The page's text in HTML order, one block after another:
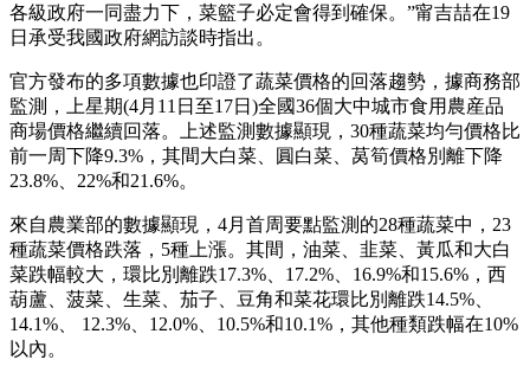
各級政府一同盡力下，菜籃子必定會得到確保。”甯吉喆在19
日承受我國政府網訪談時指出。
官方發布的多項數據也印證了蔬菜價格的回落趨勢，據商務部
監測，上星期(4月11日至17日)全國36個大中城市食用農産品
商場價格繼續回落。上述監測數據顯現，30種蔬菜均勻價格比
前一周下降9.3%，其間大白菜、圓白菜、莴筍價格別離下降
23.8%、22%和21.6%。
來自農業部的數據顯現，4月首周要點監測的28種蔬菜中，23
種蔬菜價格跌落，5種上漲。其間，油菜、韭菜、黃瓜和大白
菜跌幅較大，環比別離跌17.3%、17.2%、16.9%和15.6%，西
葫蘆、菠菜、生菜、茄子、豆角和菜花環比別離跌14.5%、
14.1%、 12.3%、12.0%、10.5%和10.1%，其他種類跌幅在10%
以內。